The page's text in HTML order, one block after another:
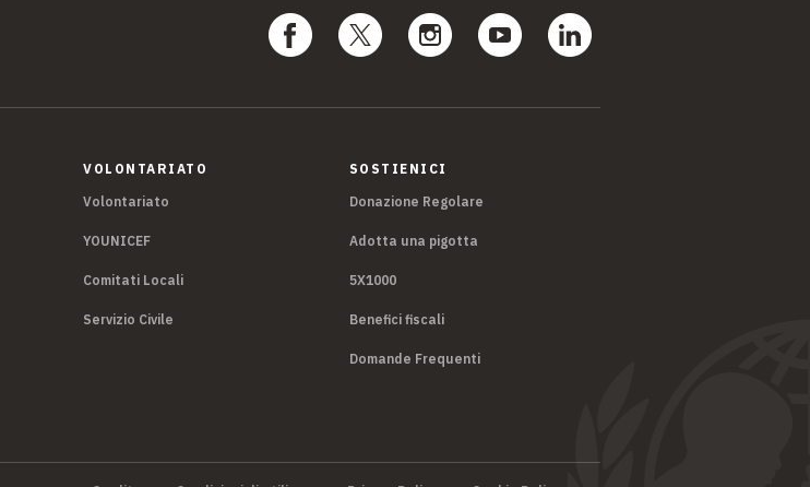
VOLONTARIATO
Volontariato
YOUNICEF
Comitati Locali
Servizio Civile
SOSTIENICI
Donazione Regolare
Adotta una pigotta
5X1000
Benefici fiscali
Domande Frequenti